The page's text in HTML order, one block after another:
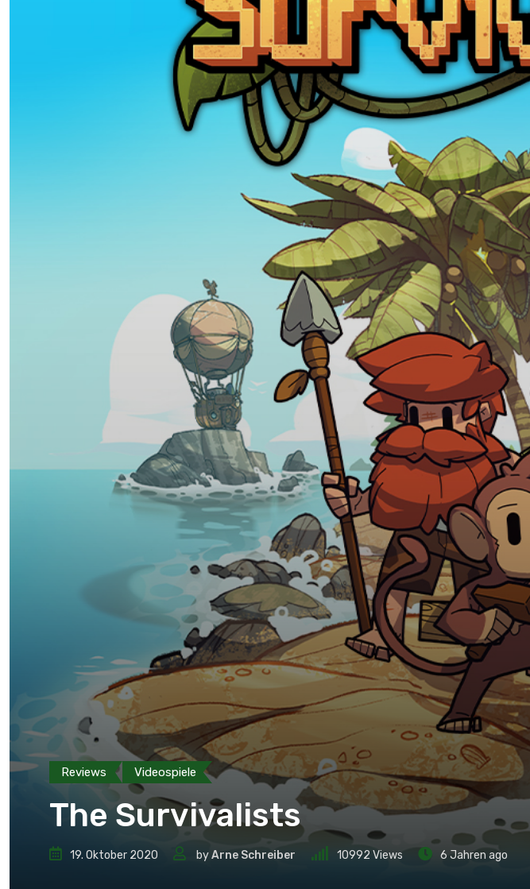
Reviews Videospiele
The Survivalists
19. Oktober 2020 byArne Schreiber 10992 Views 6 Jahren ago